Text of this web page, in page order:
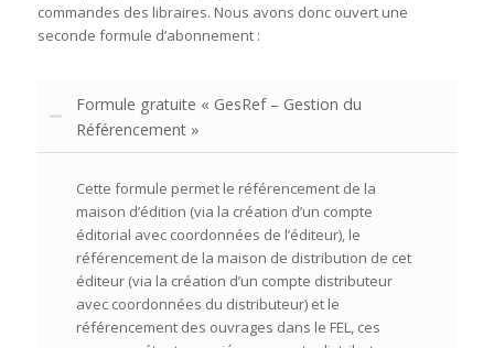
commandes des libraires. Nous avons donc ouvert une
seconde formule d’abonnement :
Formule gratuite « GesRef – Gestion du
Référencement »
Cette formule permet le référencement de la
maison d’édition (via la création d’un compte
éditorial avec coordonnées de l’éditeur), le
référencement de la maison de distribution de cet
éditeur (via la création d’un compte distributeur
avec coordonnées du distributeur) et le
référencement des ouvrages dans le FEL, ces